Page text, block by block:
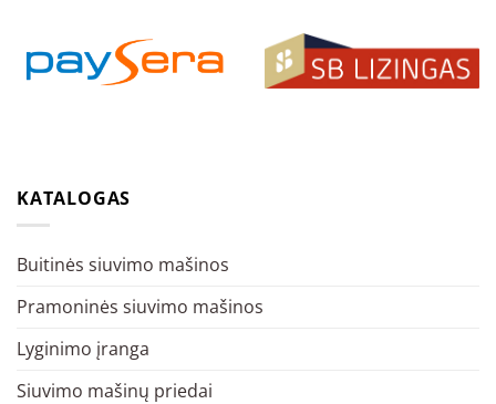
KATALOGAS
Buitinės siuvimo mašinos
Pramoninės siuvimo mašinos
Lyginimo įranga
Siuvimo mašinų priedai